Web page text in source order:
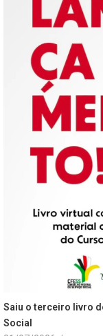
Saiu o terceiro livro
Social